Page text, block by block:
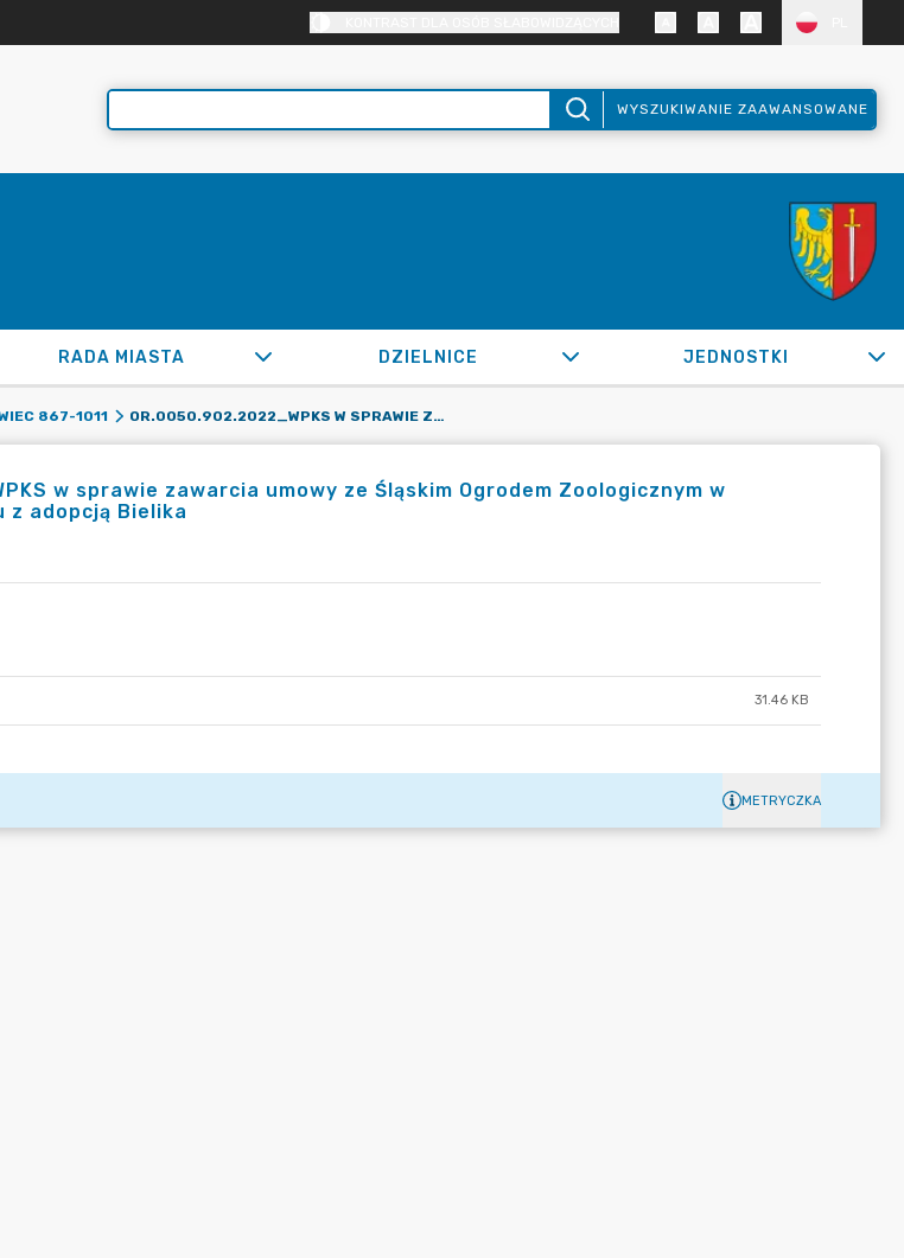
WYSZUKIWANIE ZAAWANSOWANE
RADA MIASTA DZIELNICE JEDNOSTKI
867-1011 OR.0050.902.2022_WPKS W SPRAWIE ZAWARCIA UMOWY ZE ŚLĄSKIM OGRODEM ZOOLOGICZNYM W CHORZOWIE W ZWIĄZKU Z ADOPCJĄ BIELIKA
w sprawie zawarcia umowy ze Śląskim Ogrodem Zoologicznym w
z adopcją Bielika
31.46 KB
METRYCZKA